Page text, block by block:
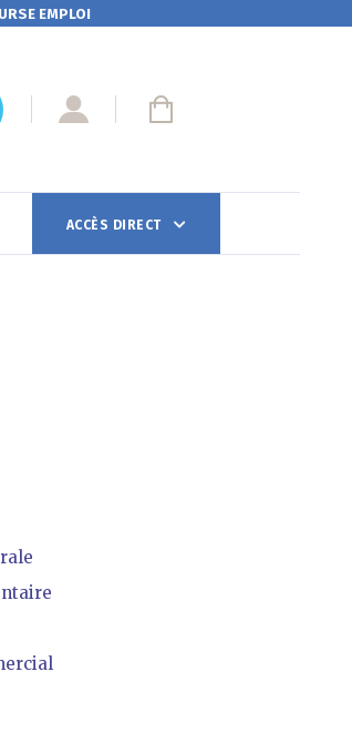
EMPLOI
ACCÈS DIRECT